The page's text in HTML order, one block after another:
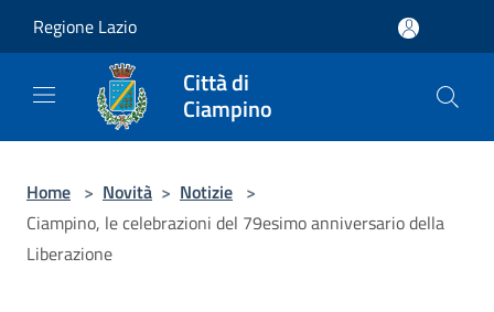
Regione Lazio
Città di
Ciampino
Home > Novità > Notizie >
Ciampino, le celebrazioni del 79esimo anniversario della
Liberazione